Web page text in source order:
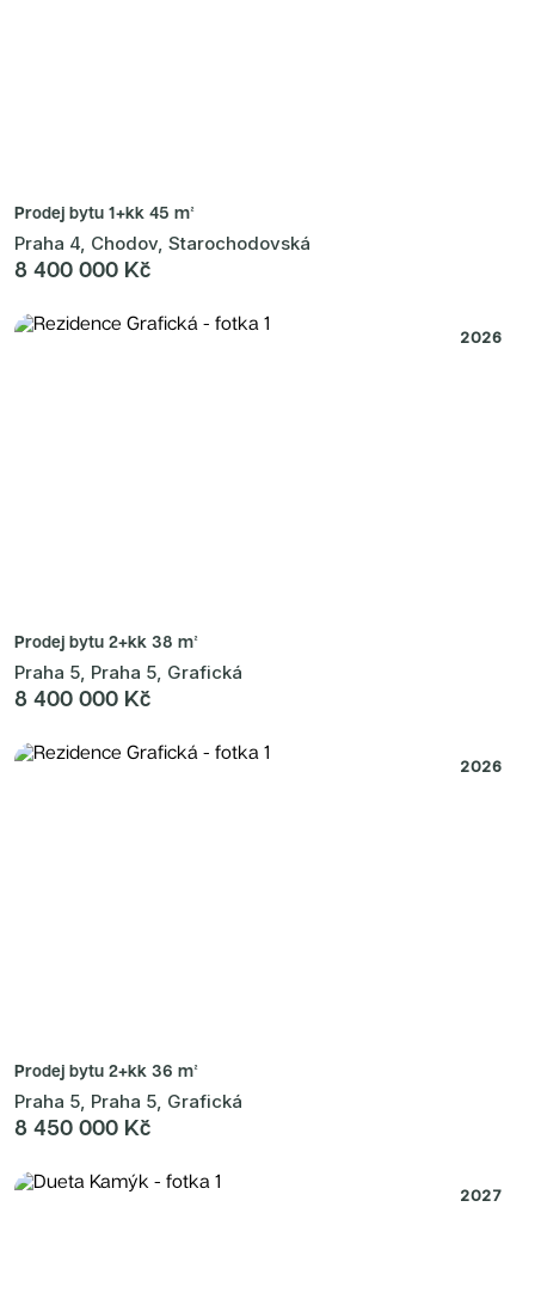
Prodej bytu 1+kk 45 m²
Praha 4, Chodov, Starochodovská
8 400 000 Kč
2026
Prodej bytu 2+kk 38 m²
Praha 5, Praha 5, Grafická
8 400 000 Kč
2026
Prodej bytu 2+kk 36 m²
Praha 5, Praha 5, Grafická
8 450 000 Kč
2027